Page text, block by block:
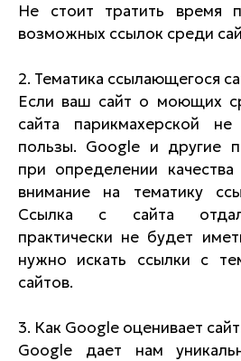
Не стоит тратить время
возможных ссылок среди
2. Тематика ссылающегося
Если ваш сайт о моющих
сайта парикмахерской
пользы. Google и другие
при определении
внимание на тематику
Ссылка с сайта
практически не будет
нужно искать ссылки с
сайтов.
3. Как Google оценивает
Google дает нам